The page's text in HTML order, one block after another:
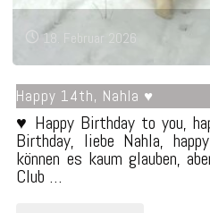
18. Februar 2026
Happy 14th, Nahla ♥
♥ Happy Birthday to you,
Birthday, liebe Nahla,
können es kaum glauben,
Club …